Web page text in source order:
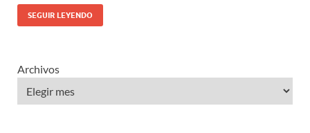
SEGUIR LEYENDO
Archivos